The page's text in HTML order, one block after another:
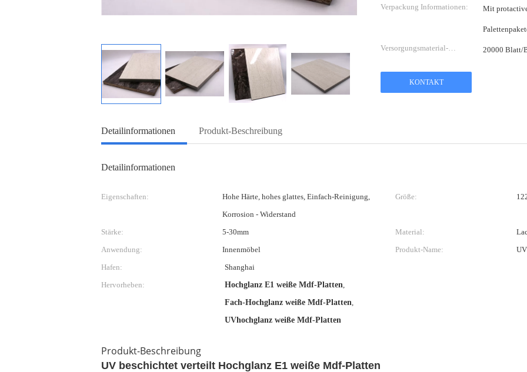
Verpackung Informationen: Mit
Versorgungsmaterial-
KONTAKT
Detailinformationen Produkt-Beschreibung
Detailinformationen
Eigenschaften:
Hohe Härte, hohes glattes, Einfach-Reinigung,
Korrosion - Widerstand
Größe:
Stärke: 5-30mm Material:
Anwendung:
Innenmöbel Produkt-Name:
Hafen:
Shanghai
Hervorheben:
Hochglanz E1 weiße Mdf-Platten,
Fach-Hochglanz weiße Mdf-Platten,
UVhochglanz weiße Mdf-Platten
Produkt-Beschreibung
UV beschichtet verteilt Hochglanz E1 weiße Mdf-Platten